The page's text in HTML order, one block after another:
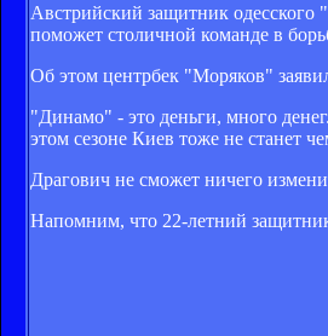
Австрийский защитник одесского
поможет столичной команде в
Об этом центрбек "Моряков"
"Динамо" - это деньги, много
этом сезоне Киев тоже не станет
Драгович не сможет ничего
Напомним, что 22-летний